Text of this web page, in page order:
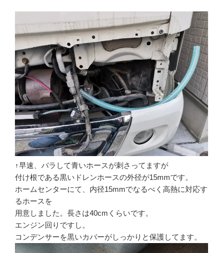
↑早速、バラして青いホースが刺さってますが
付け根である黒いドレンホースの外径が15mmです。
ホームセンターにて、内径15mmでなるべく高熱に対応す
るホースを
用意しました。長さは40cmくらいです。
エンジン回りですし。
コンデンサーを黒いカバーがしっかりと保護してます。